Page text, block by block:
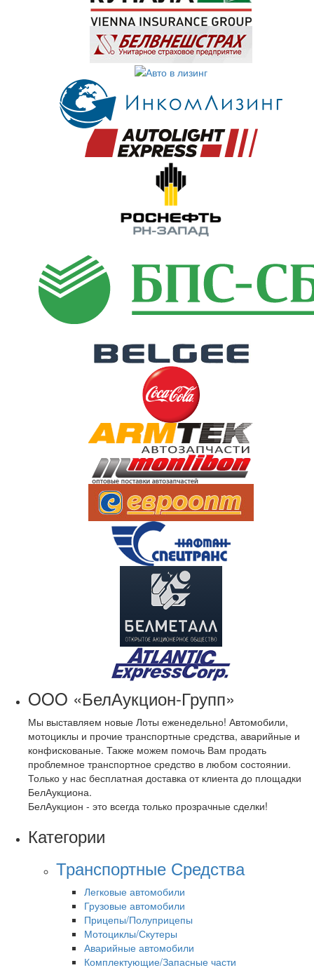
OOO «БелАукцион-Групп»
Мы выставляем новые Лоты еженедельно! Автомобили,
мотоциклы и прочие транспортные средства, аварийные и
конфискованые. Также можем помочь Вам продать
проблемное транспортное средство в любом состоянии.
Только у нас бесплатная доставка от клиента до площадки
БелАукциона.
БелАукцион - это всегда только прозрачные сделки!
Категории
Транспортные Средства
Легковые автомобили
Грузовые автомобили
Прицепы/Полуприцепы
Мотоциклы/Скутеры
Аварийные автомобили
Комплектующие/Запасные части